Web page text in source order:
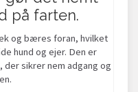
på farten.
og bæres foran, hvilket
hund og ejer. Den er
sikrer nem adgang og